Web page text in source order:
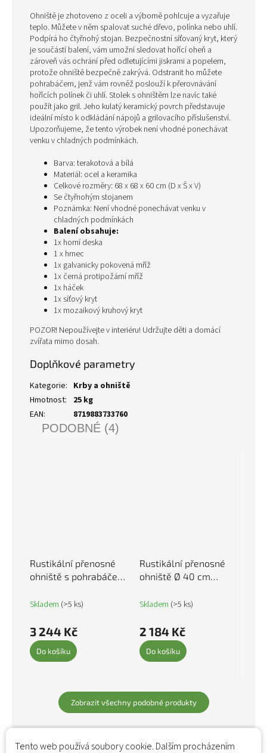
Tento web používá soubory cookie. Dalším procházením
Ohniště je zhotoveno z oceli a výborně pohlcuje a vyzařuje
teplo. Můžete v něm spalovat suché dřevo, polínka nebo uhlí.
Podpírá ho čtyřnohý stojan. Bezpečnostní síťovaný kryt, který
je součástí balení, vám umožní sledovat hořící oheň a
zároveň vás ochrání před odletujícími jiskrami a popelem,
protože ohniště bezpečně zakrývá. Odstranit ho můžete
pohrabáčem, jenž vám rovněž poslouží k přerovnávání
hořících polínek či uhlí. Stolek s ohništěm lze navíc také
použít jako gril. Jeho kulatý keramický povrch představuje
ideální místo k odkládání nápojů a grilovacího příslušenství.
Upozorňujeme, že tento výrobek není vhodné ponechávat
venku v chladných podmínkách.
Barva: terakotová a bílá
Materiál: ocel a keramika
Celkové rozměry: 68 x 68 x 60 cm (D x Š x V)
Se čtyřnohým stojanem
Poznámka: Není vhodné ponechávat venku v
chladných podmínkách
Balení obsahuje:
1x horní deska
1 x hrnec
1x galvanicky pokovená mříž
1x černá protipožární mříž
1x háček
1x síťový kryt
1x mozaikový kruhový kryt
POZOR! Nepoužívejte v interiéru! Udržujte děti a domácí
zvířata mimo dosah.
Doplňkové parametry
Kategorie: Krby a ohniště
Hmotnost:
25 kg
EAN: 8719883733760
PODOBNÉ (4)
Rustikální přenosné
ohniště s pohrabáčem
Skladem (>5 ks)
3 244 Kč
Do košíku
Rustikální přenosné
ohniště Ø 40 cm
Skladem (>5 ks)
2 184 Kč
Do košíku
Zobrazit všechny podobné produkty